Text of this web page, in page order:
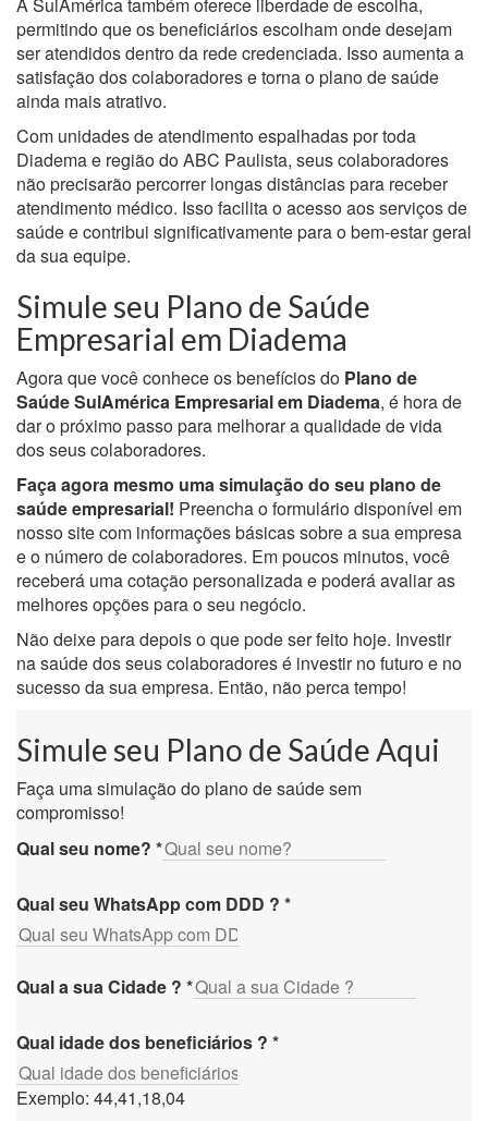
permitindo que os beneficiários escolham onde desejam
ser atendidos dentro da rede credenciada. Isso aumenta a
satisfação dos colaboradores e torna o plano de saúde
ainda mais atrativo.
Com unidades de atendimento espalhadas por toda
Diadema e região do ABC Paulista, seus colaboradores
não precisarão percorrer longas distâncias para receber
atendimento médico. Isso facilita o acesso aos serviços de
saúde e contribui significativamente para o bem-estar geral
da sua equipe.
Simule seu Plano de Saúde
Empresarial em Diadema
Agora que você conhece os benefícios do Plano de
Saúde SulAmérica Empresarial em Diadema, é hora de
dar o próximo passo para melhorar a qualidade de vida
dos seus colaboradores.
Faça agora mesmo uma simulação do seu plano de
saúde empresarial! Preencha o formulário disponível em
nosso site com informações básicas sobre a sua empresa
e o número de colaboradores. Em poucos minutos, você
receberá uma cotação personalizada e poderá avaliar as
melhores opções para o seu negócio.
Não deixe para depois o que pode ser feito hoje. Investir
na saúde dos seus colaboradores é investir no futuro e no
sucesso da sua empresa. Então, não perca tempo!
Simule seu Plano de Saúde Aqui
Faça uma simulação do plano de saúde sem
compromisso!
Qual seu nome? *
Qual seu WhatsApp com DDD ? *
Qual a sua Cidade ? *
Qual idade dos beneficiários ? *
Exemplo: 44,41,18,04